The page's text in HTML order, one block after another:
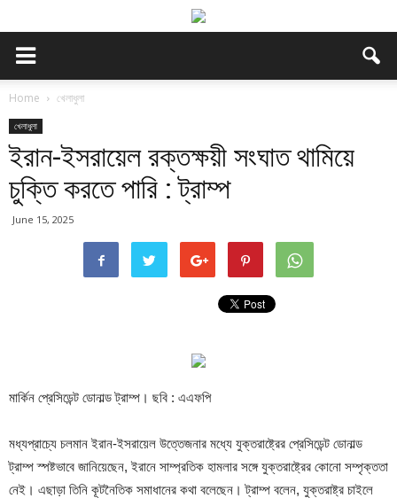
Home খেলাধুলা
খেলাধুলা
ইরান-ইসরায়েল রক্তক্ষয়ী সংঘাত থামিয়ে
চুক্তি করতে পারি : ট্রাম্প
June 15, 2025
মার্কিন প্রেসিডেন্ট ডোনাল্ড ট্রাম্প। ছবি : এএফপি
মধ্যপ্রাচ্যে চলমান ইরান-ইসরায়েল উত্তেজনার মধ্যে যুক্তরাষ্ট্রের প্রেসিডেন্ট ডোনাল্ড
ট্রাম্প স্পষ্টভাবে জানিয়েছেন, ইরানে সাম্প্রতিক হামলার সঙ্গে যুক্তরাষ্ট্রের কোনো সম্পৃক্ততা
নেই। এছাড়া তিনি কূটনৈতিক সমাধানের কথা বলেছেন। ট্রাম্প বলেন, যুক্তরাষ্ট্র চাইলে